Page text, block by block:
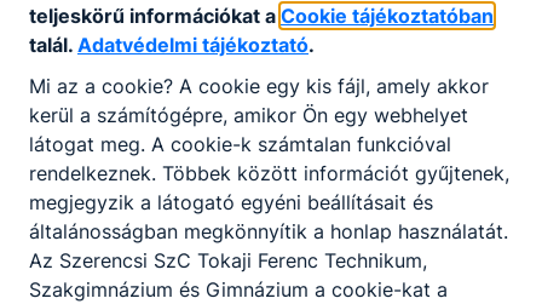
Megjegyzés:
kollégiumi
férőhely
biztosított,
tehetséggondozá
Tanulmányi terület kódja:
0205
Megnevezése:
Belügyi rendészeti
Jellege:
4 évfolyamos
teljeskörű információkat a Cookie tájékoztatóban
talál. Adatvédelmi tájékoztató.
Mi az a cookie? A cookie egy kis fájl, amely akkor
kerül a számítógépre, amikor Ön egy webhelyet
látogat meg. A cookie-k számtalan funkcióval
rendelkeznek. Többek között információt gyűjtenek,
megjegyzik a látogató egyéni beállításait és
általánosságban megkönnyítik a honlap használatát.
Az Szerencsi SzC Tokaji Ferenc Technikum,
Szakgimnázium és Gimnázium a cookie-kat a